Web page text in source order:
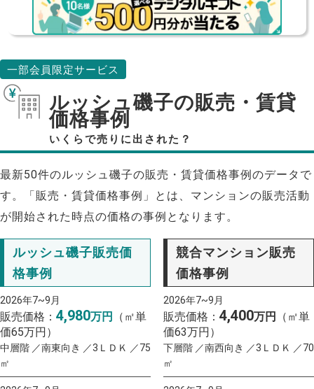
一部会員限定サービス
ルッシュ磯子の販売・賃貸
価格事例
いくらで売りに出された？
最新50件のルッシュ磯子の販売・賃貸価格事例のデータで
す。「販売・賃貸価格事例」とは、マンションの販売活動
が開始された時点の価格の事例となります。
ルッシュ磯子販売価
格事例
2026年7~9月
販売価格： 4,980万円
（㎡単
価65万円）
中層階 ／南東向き ／3ＬＤＫ ／75
㎡
競合マンション販売
価格事例
2026年7~9月
販売価格： 4,400万円
（㎡単
価63万円）
下層階 ／南西向き ／3ＬＤＫ ／70
㎡